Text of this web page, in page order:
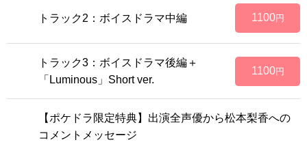
トラック2：ボイスドラマ中編 1100円
トラック3：ボイスドラマ後編＋
「Luminous」Short ver.
1100円
【ポケドラ限定特典】出演全声優から松本梨香への
コメントメッセージ